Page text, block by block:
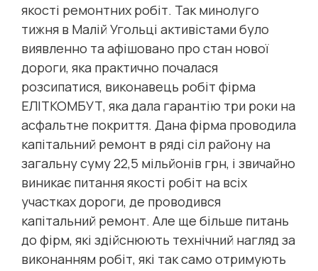
якості ремонтних робіт. Так минолуго
тижня в Малій Угольці активістами було
виявленно та афішовано про стан нової
дороги, яка практично почалася
розсипатися, виконавець робіт фірма
ЕЛІТКОМБУТ, яка дала гарантію три роки на
асфальтне покриття. Дана фірма проводила
капітальний ремонт в ряді сіл району на
загальну суму 22,5 мільйонів грн, і звичайно
виникає питання якості робіт на всіх
участках дороги, де проводився
капітальний ремонт. Але ще більше питань
до фірм, які здійснюють технічний нагляд за
виконанням робіт, які так само отримують